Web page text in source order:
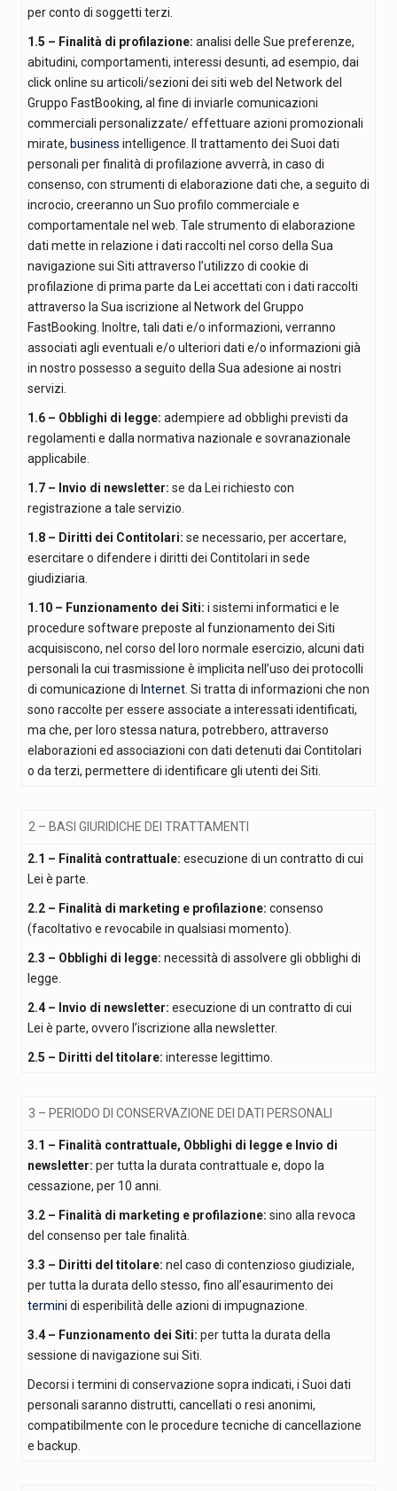
per conto di soggetti terzi.
1.5 – Finalità di profilazione: analisi delle Sue preferenze,
abitudini, comportamenti, interessi desunti, ad esempio, dai
click online su articoli/sezioni dei siti web del Network del
Gruppo FastBooking, al fine di inviarle comunicazioni
commerciali personalizzate/ effettuare azioni promozionali
mirate, business intelligence. Il trattamento dei Suoi dati
personali per finalità di profilazione avverrà, in caso di
consenso, con strumenti di elaborazione dati che, a seguito di
incrocio, creeranno un Suo profilo commerciale e
comportamentale nel web. Tale strumento di elaborazione
dati mette in relazione i dati raccolti nel corso della Sua
navigazione sui Siti attraverso l’utilizzo di cookie di
profilazione di prima parte da Lei accettati con i dati raccolti
attraverso la Sua iscrizione al Network del Gruppo
FastBooking. Inoltre, tali dati e/o informazioni, verranno
associati agli eventuali e/o ulteriori dati e/o informazioni già
in nostro possesso a seguito della Sua adesione ai nostri
servizi.
1.6 – Obblighi di legge: adempiere ad obblighi previsti da
regolamenti e dalla normativa nazionale e sovranazionale
applicabile.
1.7 – Invio di newsletter: se da Lei richiesto con
registrazione a tale servizio.
1.8 – Diritti dei Contitolari: se necessario, per accertare,
esercitare o difendere i diritti dei Contitolari in sede
giudiziaria.
1.10 – Funzionamento dei Siti: i sistemi informatici e le
procedure software preposte al funzionamento dei Siti
acquisiscono, nel corso del loro normale esercizio, alcuni dati
personali la cui trasmissione è implicita nell’uso dei protocolli
di comunicazione di Internet . Si tratta di informazioni che non
sono raccolte per essere associate a interessati identificati,
ma che, per loro stessa natura, potrebbero, attraverso
elaborazioni ed associazioni con dati detenuti dai Contitolari
o da terzi, permettere di identificare gli utenti dei Siti.
2 – BASI GIURIDICHE DEI TRATTAMENTI
2.1 – Finalità contrattuale: esecuzione di un contratto di cui
Lei è parte.
2.2 – Finalità di marketing e profilazione: consenso
(facoltativo e revocabile in qualsiasi momento).
2.3 – Obblighi di legge: necessità di assolvere gli obblighi di
legge.
2.4 – Invio di newsletter: esecuzione di un contratto di cui
Lei è parte, ovvero l’iscrizione alla newsletter.
2.5 – Diritti del titolare: interesse legittimo.
3 – PERIODO DI CONSERVAZIONE DEI DATI PERSONALI
3.1 – Finalità contrattuale, Obblighi di legge e Invio di
newsletter: per tutta la durata contrattuale e, dopo la
cessazione, per 10 anni.
3.2 – Finalità di marketing e profilazione: sino alla revoca
del consenso per tale finalità.
3.3 – Diritti del titolare: nel caso di contenzioso giudiziale,
per tutta la durata dello stesso, fino all’esaurimento dei
termini di esperibilità delle azioni di impugnazione.
3.4 – Funzionamento dei Siti: per tutta la durata della
sessione di navigazione sui Siti.
Decorsi i termini di conservazione sopra indicati, i Suoi dati
personali saranno distrutti, cancellati o resi anonimi,
compatibilmente con le procedure tecniche di cancellazione
e backup.